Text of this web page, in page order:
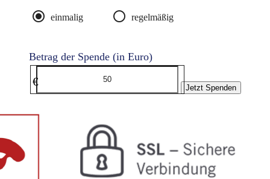
radio_button_checked einmalig radio_button_unchecked regelmäßig
Betrag der Spende (in Euro)
€ Jetzt Spenden